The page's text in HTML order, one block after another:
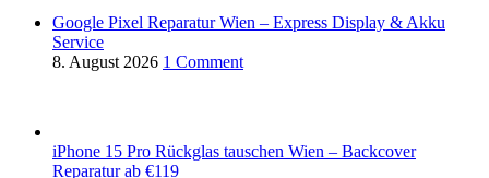
Google Pixel Reparatur Wien – Express Display & Akku
Service
8. August 2026 1 Comment
iPhone 15 Pro Rückglas tauschen Wien – Backcover
Reparatur ab €119